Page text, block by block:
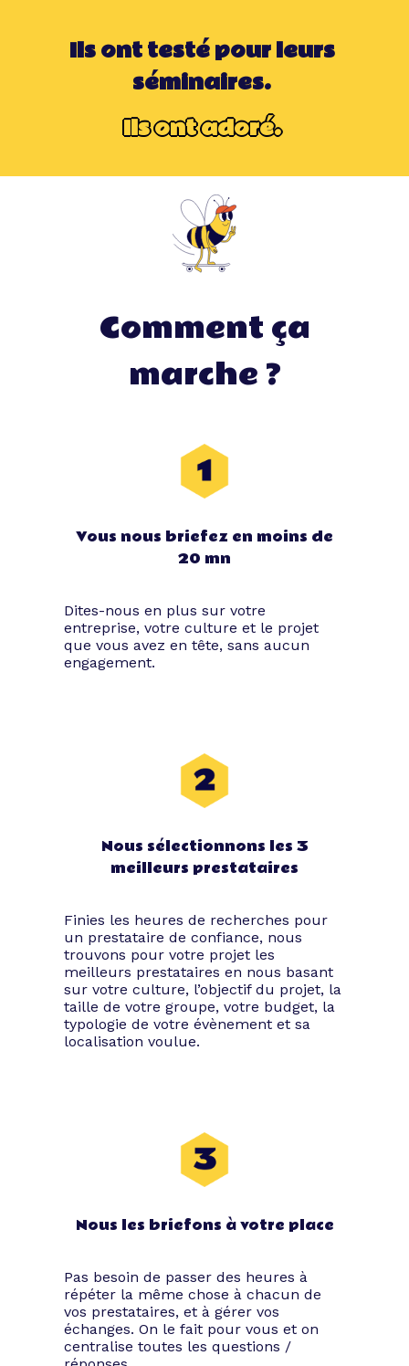
perfectionner les leaders d’équipes à de
nouvelles techniques managériales.
d’être communiqué de telle sorte que chaque
collaborateur en prenne connaissance de
Oubliez les mails à rallonge et
rencontre et le contact. Quelque chose nous
dit que les tenants et les aboutissants seront
tout de suite beaucoup plus simples à
Ils ont testé pour leurs
séminaires.
Ils ont adoré.
Comment ça
marche ?
Vous nous briefez en moins de
20 mn
Dites-nous en plus sur votre
entreprise, votre culture et le projet
que vous avez en tête, sans aucun
engagement.
Nous sélectionnons les 3
meilleurs prestataires
Finies les heures de recherches pour
un prestataire de confiance, nous
trouvons pour votre projet les
meilleurs prestataires en nous basant
sur votre culture, l’objectif du projet, la
taille de votre groupe, votre budget, la
typologie de votre évènement et sa
localisation voulue.
Nous les briefons à votre place
Pas besoin de passer des heures à
répéter la même chose à chacun de
vos prestataires, et à gérer vos
échanges. On le fait pour vous et on
centralise toutes les questions /